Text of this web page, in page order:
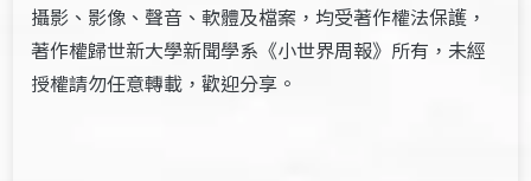
攝影、影像、聲音、軟體及檔案，均受著作權法保護，
著作權歸世新大學新聞學系《小世界周報》所有，未經
授權請勿任意轉載，歡迎分享。